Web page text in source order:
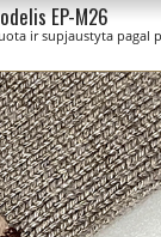
EP-M26
ir supjaustyta pagal